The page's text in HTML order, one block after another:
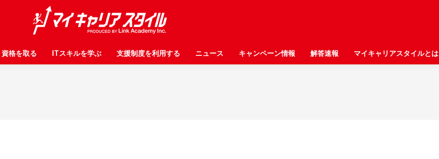
資格を取る ITスキルを学ぶ 支援制度を利用する ニュース キャンペーン情報 解答速報 マイキャリアスタイルとは
資格を取る ITスキルを学ぶ 支援制度を利用する ニュース キャンペーン情報 解答速報 マイキャリアスタイルとは